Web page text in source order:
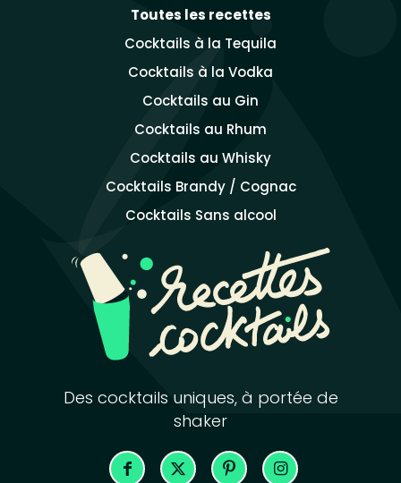
Toutes les recettes
Cocktails à la Tequila
Cocktails à la Vodka
Cocktails au Gin
Cocktails au Rhum
Cocktails au Whisky
Cocktails Brandy / Cognac
Cocktails Sans alcool
Des cocktails uniques, à portée de
shaker